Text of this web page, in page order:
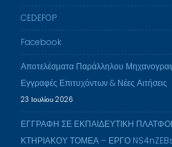
CEDEFOP
Facebook
Αποτελέσματα Παράλληλου
Εγγραφές Επιτυχόντων & Νέες Αιτήσεις
23 Ιουλίου 2026
ΕΓΓΡΑΦΗ ΣΕ ΕΚΠΑΙΔΕΥΤΙΚΗ
ΚΤΗΡΙΑΚΟΥ ΤΟΜΕΑ – ΕΡΓΟ